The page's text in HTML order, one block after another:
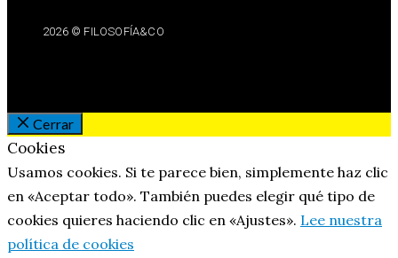
2026 © FILOSOFÍA&CO
Cerrar
Cookies
Usamos cookies. Si te parece bien, simplemente haz clic
en «Aceptar todo». También puedes elegir qué tipo de
cookies quieres haciendo clic en «Ajustes». Lee nuestra
política de cookies